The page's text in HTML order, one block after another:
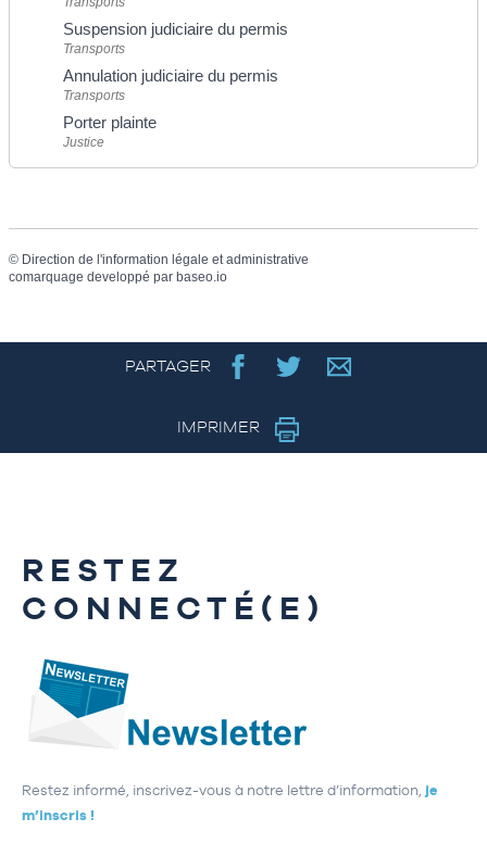
Suspension judiciaire du permis
Transports
Annulation judiciaire du permis
Transports
Porter plainte
Justice
© Direction de l'information légale et administrative
comarquage developpé par baseo.io
PARTAGER
IMPRIMER
RESTEZ
CONNECTÉ(E)
Restez informé, inscrivez-vous à notre lettre d’information, je
m’inscris !